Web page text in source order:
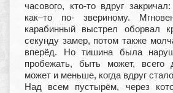
часового, кто-то вдруг
как–то по- звериному.
карабинный выстрел оборвал
секунду замер, потом также
вперёд. Но тишина была
пробежать, быть может, всего
может и меньше, когда вдруг
Над всем пустырём, через